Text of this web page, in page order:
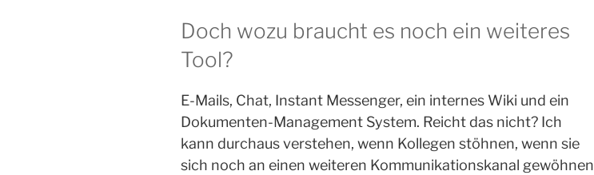
Doch wozu braucht es noch ein weiteres
Tool?
E-Mails, Chat, Instant Messenger, ein internes Wiki und ein
Dokumenten-Management System. Reicht das nicht? Ich
kann durchaus verstehen, wenn Kollegen stöhnen, wenn sie
sich noch an einen weiteren Kommunikationskanal gewöhnen